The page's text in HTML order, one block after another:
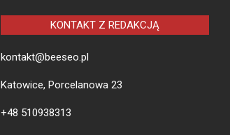
KONTAKT Z REDAKCJĄ
kontakt@beeseo.pl
Katowice, Porcelanowa 23
+48 510938313